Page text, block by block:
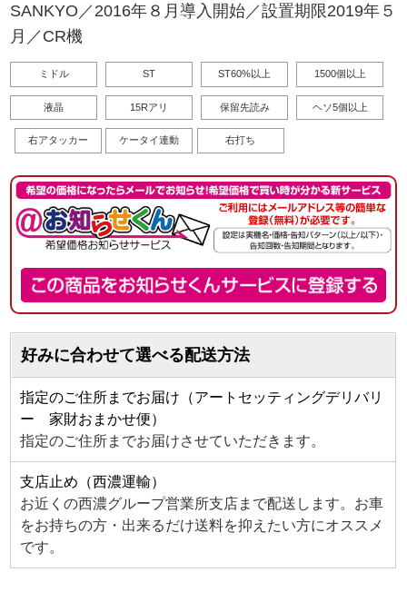
SANKYO／2016年８月導入開始／設置期限2019年５
月／CR機
ミドル ST ST60%以上 1500個以上
液晶 15Rアリ 保留先読み ヘソ5個以上
右アタッカー ケータイ連動 右打ち
好みに合わせて選べる配送方法
指定のご住所までお届け（アートセッティングデリバリ
ー 家財おまかせ便）
指定のご住所までお届けさせていただきます。
支店止め（西濃運輸）
お近くの西濃グループ営業所支店まで配送します。お車
をお持ちの方・出来るだけ送料を抑えたい方にオススメ
です。